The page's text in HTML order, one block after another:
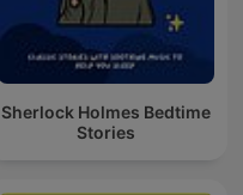
Sherlock Holmes Bedtime
Stories